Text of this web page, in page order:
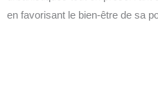
en favorisant le bien-être de sa